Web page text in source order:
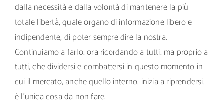
dalla necessità e dalla volontà di mantenere la più
totale libertà, quale organo di informazione libero e
indipendente, di poter sempre dire la nostra.
Continuiamo a farlo, ora ricordando a tutti, ma proprio a
tutti, che dividersi e combattersi in questo momento in
cui il mercato, anche quello interno, inizia a riprendersi,
è l’unica cosa da non fare.